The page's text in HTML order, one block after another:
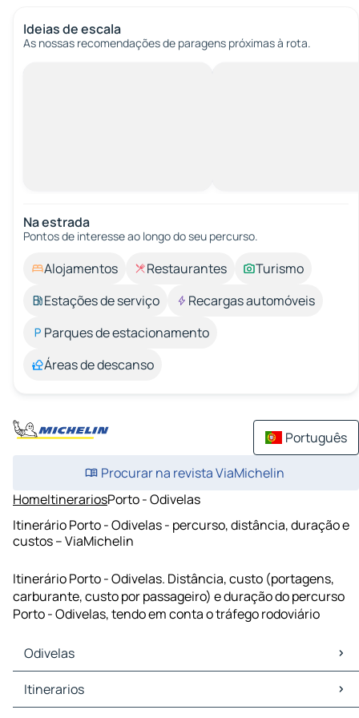
Ideias de escala
As nossas recomendações de paragens próximas à rota.
Na estrada
Pontos de interesse ao longo do seu percurso.
Alojamentos Restaurantes
Turismo
Estações de serviço
Recargas automóveis
Parques de estacionamento
Áreas de descanso
Português
Procurar na revista ViaMichelin
HomeItinerariosPorto - Odivelas
Itinerário Porto - Odivelas - percurso, distância, duração e
custos – ViaMichelin
Itinerário Porto - Odivelas. Distância, custo (portagens,
carburante, custo por passageiro) e duração do percurso
Porto - Odivelas, tendo em conta o tráfego rodoviário
Odivelas
Odivelas Mapas Plantas
Odivelas Trafego
Itinerarios